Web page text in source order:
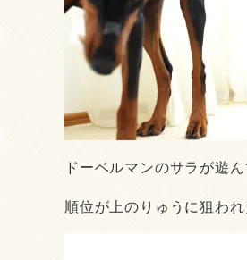
ドーベルマンのサラが遊
順位が上のりゅうに狙わ